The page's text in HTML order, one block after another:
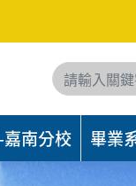
南分校 畢業